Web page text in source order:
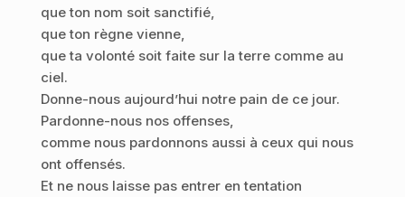
que ton nom soit sanctifié,
que ton règne vienne,
que ta volonté soit faite sur la terre comme au
ciel.
Donne-nous aujourd’hui notre pain de ce jour.
Pardonne-nous nos offenses,
comme nous pardonnons aussi à ceux qui nous
ont offensés.
Et ne nous laisse pas entrer en tentation